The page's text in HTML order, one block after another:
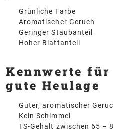
Grünliche Farbe
Aromatischer Geruch
Geringer Staubanteil
Hoher Blattanteil
Kennwerte für
gute Heulage
Guter, aromatischer
Kein Schimmel
TS-Gehalt zwischen 65 –